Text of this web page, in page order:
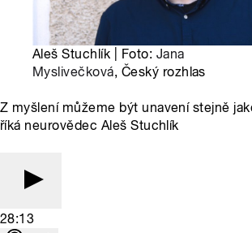
Aleš Stuchlík | Foto: Jana
Myslivečková, Český rozhlas
Z myšlení můžeme být unavení stejně
říká neurovědec Aleš Stuchlík
28:13